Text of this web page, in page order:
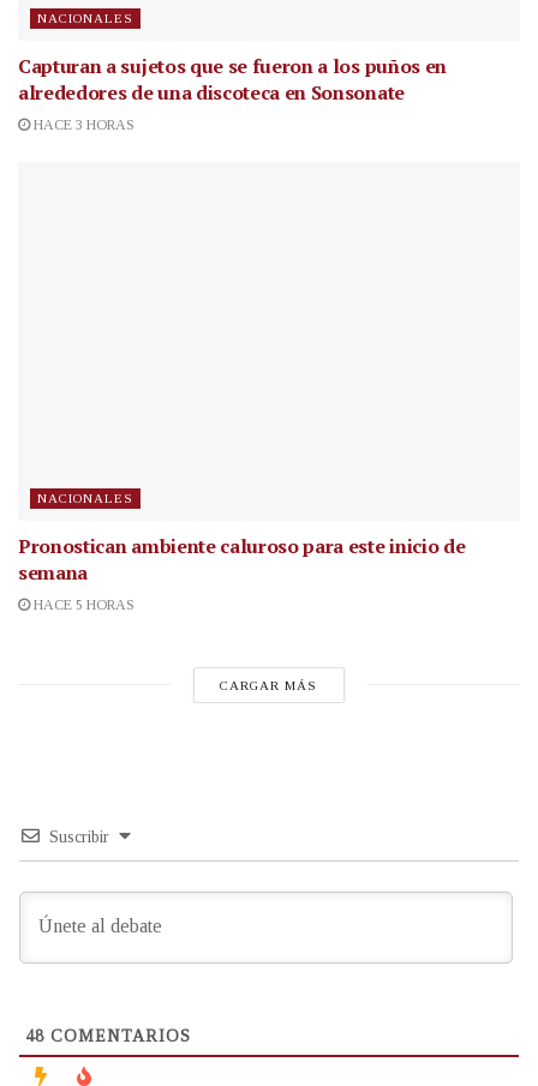
NACIONALES
Capturan a sujetos que se fueron a los puños en
alrededores de una discoteca en Sonsonate
HACE 3 HORAS
NACIONALES
Pronostican ambiente caluroso para este inicio de
semana
HACE 5 HORAS
CARGAR MÁS
Suscribir
48 COMENTARIOS